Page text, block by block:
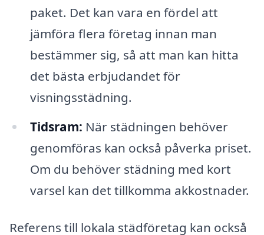
paket. Det kan vara en fördel att
jämföra flera företag innan man
bestämmer sig, så att man kan hitta
det bästa erbjudandet för
visningsstädning.
Tidsram: När städningen behöver
genomföras kan också påverka priset.
Om du behöver städning med kort
varsel kan det tillkomma akkostnader.
Referens till lokala städföretag kan också